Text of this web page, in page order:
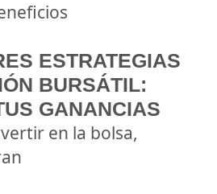
ESTRATEGIAS
BURSÁTIL:
GANANCIAS
en la bolsa,